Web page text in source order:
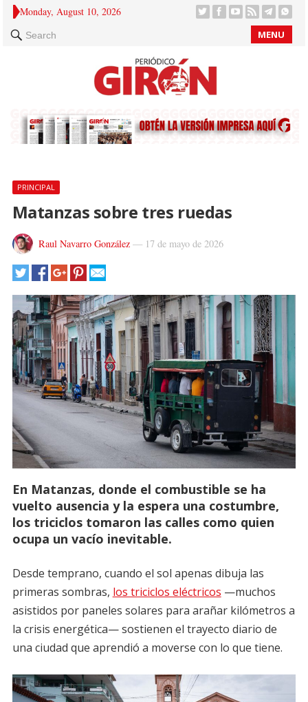
Monday, August 10, 2026
Search MENU
PRINCIPAL
Matanzas sobre tres ruedas
Raul Navarro González— 17 de mayo de 2026
En Matanzas, donde el combustible se ha
vuelto ausencia y la espera una costumbre,
los triciclos tomaron las calles como quien
ocupa un vacío inevitable.
Desde temprano, cuando el sol apenas dibuja las
primeras sombras, los triciclos eléctricos —muchos
asistidos por paneles solares para arañar kilómetros a
la crisis energética— sostienen el trayecto diario de
una ciudad que aprendió a moverse con lo que tiene.